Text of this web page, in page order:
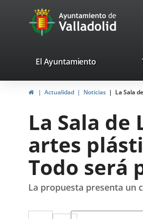
Portal
Web
Ayuntamiento
de
valladolid.es
El Ayuntamiento
InicioActualidad Noticias La Sala
La Sala
artes
Todo será
La propuesta presenta un